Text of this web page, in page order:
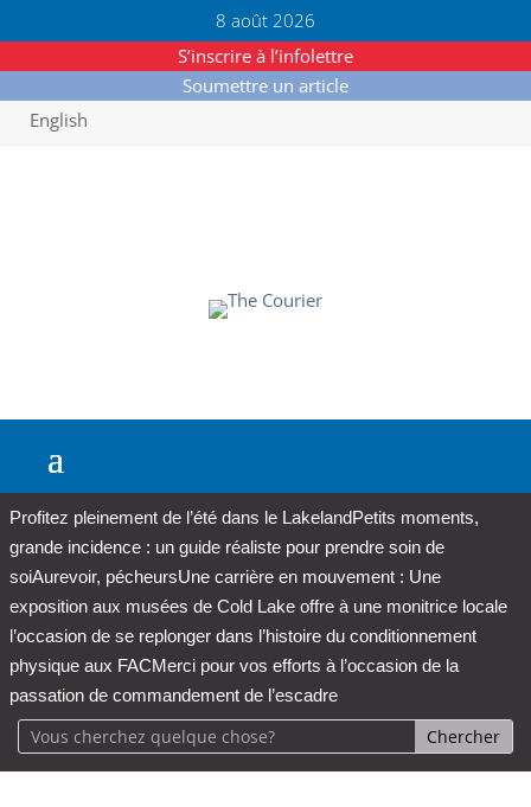
8 août 2026
S’inscrire à l’infolettre
Soumettre un article
English
Profitez pleinement de l’été dans le LakelandPetits moments,
grande incidence : un guide réaliste pour prendre soin de
soiAurevoir, pécheursUne carrière en mouvement : Une
exposition aux musées de Cold Lake offre à une monitrice locale
l’occasion de se replonger dans l’histoire du conditionnement
physique aux FACMerci pour vos efforts à l’occasion de la
passation de commandement de l’escadre